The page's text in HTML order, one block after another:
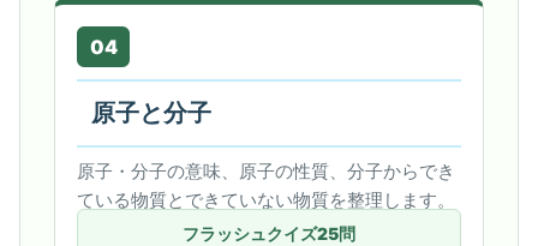
04
原子と分子
原子・分子の意味、原子の性質、分子からでき
ている物質とできていない物質を整理します。
フラッシュクイズ25問